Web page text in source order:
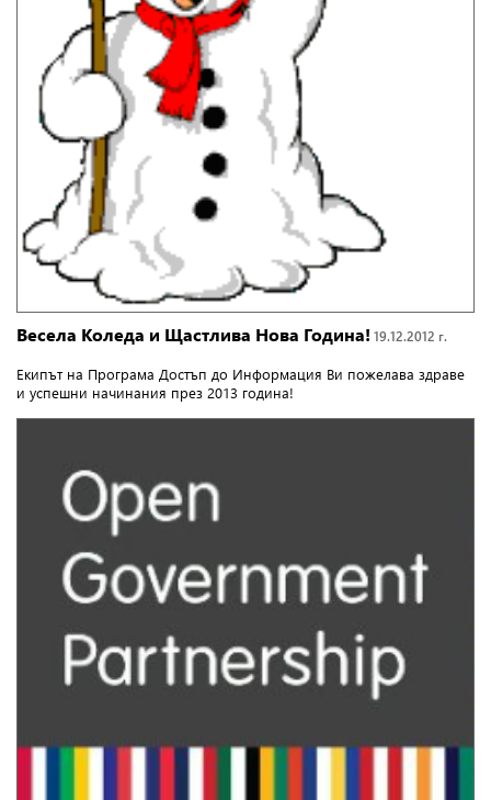
Весела Коледа и Щастлива Нова Година! 19.12.2012 г.
Екипът на Програма Достъп до Информация Ви пожелава здраве
и успешни начинания през 2013 година!